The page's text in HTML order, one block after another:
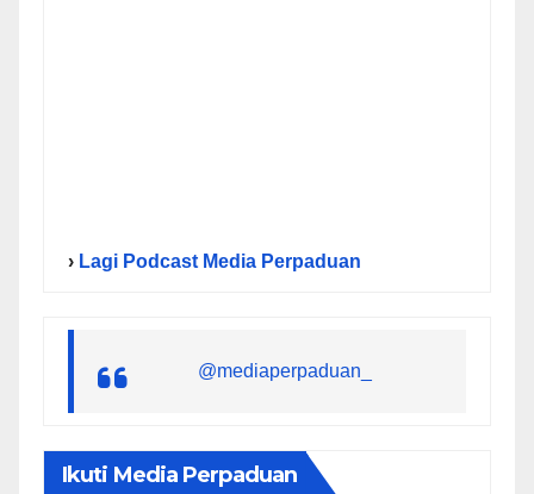
› Lagi Podcast Media Perpaduan
@mediaperpaduan_
Ikuti Media Perpaduan